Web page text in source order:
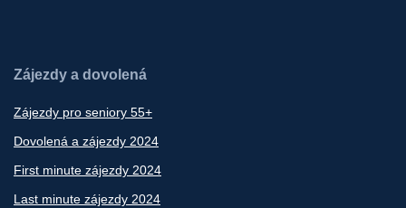
Zájezdy a dovolená
Zájezdy pro seniory 55+
Dovolená a zájezdy 2024
First minute zájezdy 2024
Last minute zájezdy 2024